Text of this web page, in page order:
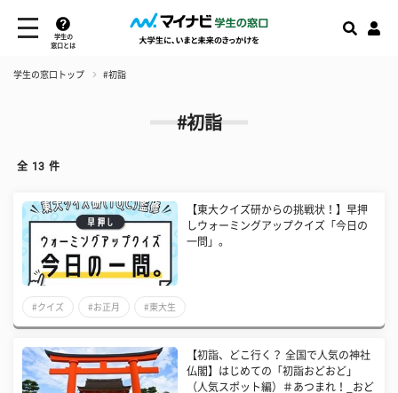
学生の
窓口とは
学生の窓口トップ #初詣
#初詣
全 13 件
【東大クイズ研からの挑戦状！】早押
しウォーミングアップクイズ「今日の
一問」。
#クイズ #お正月 #東大生
【初詣、どこ行く？ 全国で人気の神社
仏閣】はじめての「初詣おどおど」
（人気スポット編）＃あつまれ！_おど